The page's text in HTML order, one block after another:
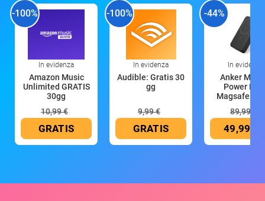
-100%
In evidenza
Amazon Music
Unlimited GRATIS
30gg
10,99 €
GRATIS
-100%
In evidenza
Audible: Gratis 30
gg
9,99 €
GRATIS
-44%
In evidenza
Anker
Power
Magsafe
89,99 €
49,99 €